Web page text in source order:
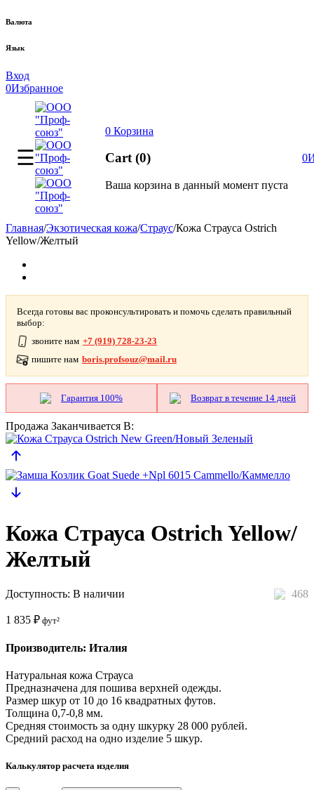
Валюта
Язык
Вход
0Избранное
0 Корзина
Cart (0)
Ваша корзина в данный момент пуста
0
Главная/Экзотическая кожа/Страус/Кожа Страуса Ostrich
Yellow/Желтый
Всегда готовы вас проконсультировать и помочь сделать правильный
выбор:
звоните нам +7 (919) 728-23-23
пишите нам boris.profsouz@mail.ru
Гарантия 100% Возврат в течение 14 дней
Продажа Заканчивается В:
Кожа Страуса Ostrich Yellow/
Желтый
468
Доступность: В наличии
1 835 ₽ фут²
Производитель: Италия
Натуральная кожа Страуса
Предназначена для пошива верхней одежды.
Размер шкур от 10 до 16 квадратных футов.
Толщина 0,7-0,8 мм.
Средняя стоимость за одну шкурку 28 000 рублей.
Средний расход на одно изделие 5 шкур.
Калькулятор расчета изделия